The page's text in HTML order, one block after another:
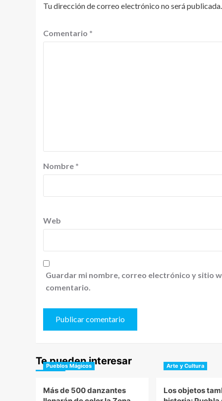
Tu dirección de correo electrónico no será publicada.
Comentario *
Nombre *
Web
Guardar mi nombre, correo electrónico y sitio
comentario.
Te pueden interesar
Pueblos Mágicos
Más de 500 danzantes
Arte y Cultura
Los objetos